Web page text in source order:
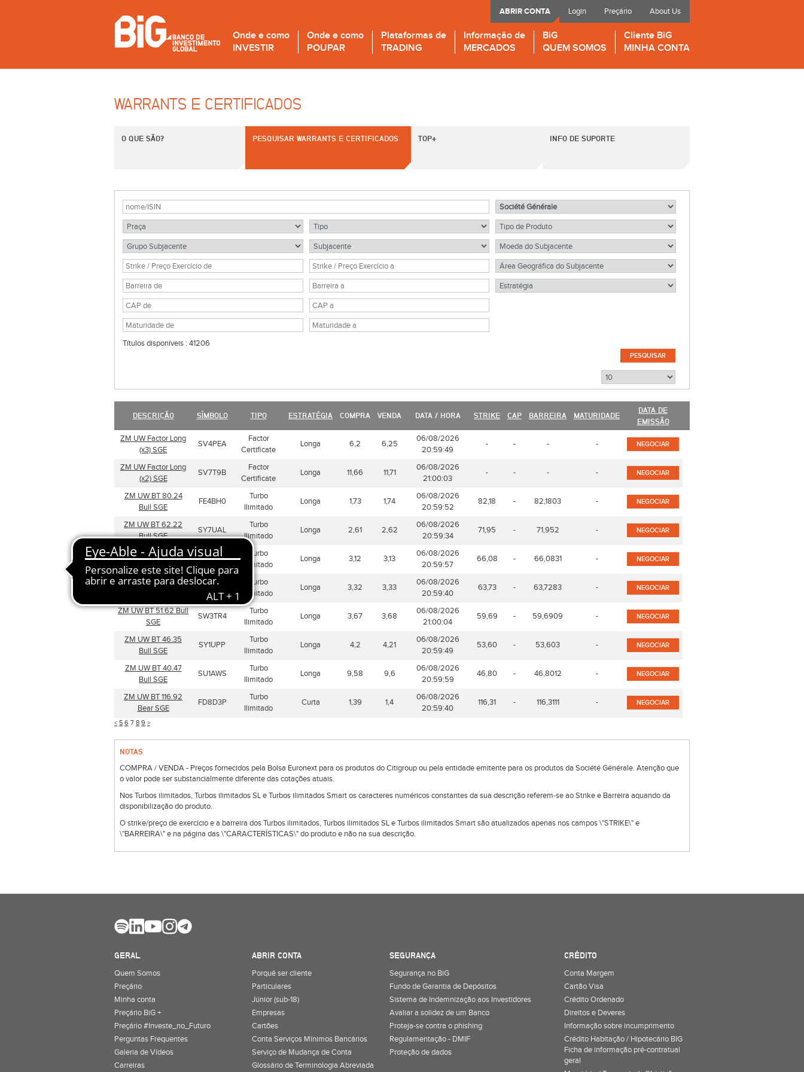
Login Preçário About Us
ABRIR CONTA
Onde e como
INVESTIR
Onde e como
POUPAR
Plataformas de
TRADING
Informação de
MERCADOS
BiG
QUEM SOMOS
Cliente BiG
MINHA CONTA
WARRANTS E CERTIFICADOS
O QUE SÃO? PESQUISAR WARRANTS E CERTIFICADOS TOP+ INFO DE SUPORTE
Títulos disponíveis : 41206
DESCRIÇÃO SÍMBOLO TIPO ESTRATÉGIA COMPRA VENDA DATA / HORA STRIKE CAP BARREIRA MATURIDADE
DATA DE
EMISSÃO
ZM UW Factor Long
(x3) SGE
SV4PEA
Factor
Certificate
Longa 6,2 6,25
06/08/2026
20:59:49
- - - - NEGOCIAR
ZM UW Factor Long
(x2) SGE
SV7T9B
Factor
Certificate
Longa 11,66 11,71
06/08/2026
21:00:03
- - - - NEGOCIAR
ZM UW BT 80.24
Bull SGE
FE4BH0
Turbo
Ilimitado
Longa 1,73 1,74
06/08/2026
20:59:52
82,18 - 82,1803 - NEGOCIAR
ZM UW BT 62.22
Bull SGE
SY7UAL
Turbo
Ilimitado
Longa 2,61 2,62
06/08/2026
20:59:34
71,95 - 71,952 - NEGOCIAR
ZM UW BT 57.15 Bull
SY7MK7
Turbo
Ilimitado
Longa 3,12 3,13
06/08/2026
20:59:57
66,08 - 66,0831 - NEGOCIAR
ZM UW BT 55.11 Bull
SW89WU
Turbo
Ilimitado
Longa 3,32 3,33
06/08/2026
20:59:40
63,73 - 63,7283 - NEGOCIAR
ZM UW BT 51.62 Bull
SGE
SW3TR4
Turbo
Ilimitado
Longa 3,67 3,68
06/08/2026
21:00:04
59,69 - 59,6909 - NEGOCIAR
ZM UW BT 46.35
Bull SGE
SY1UPP
Turbo
Ilimitado
Longa 4,2 4,21
06/08/2026
20:59:49
53,60 - 53,603 - NEGOCIAR
ZM UW BT 40.47
Bull SGE
SU1AWS
Turbo
Ilimitado
Longa 9,58 9,6
06/08/2026
20:59:59
46,80 - 46,8012 - NEGOCIAR
ZM UW BT 116.92
Bear SGE
FD8D3P
Turbo
Ilimitado
Curta 1,39 1,4
06/08/2026
20:59:40
116,31 - 116,3111 - NEGOCIAR
< 5 6 7 8 9 >
NOTAS
COMPRA / VENDA - Preços fornecidos pela Bolsa Euronext para os produtos do Citigroup ou pela entidade emitente para os produtos da Société Générale. Atenção que
o valor pode ser substancialmente diferente das cotações atuais.
Nos Turbos ilimitados, Turbos ilimitados SL e Turbos ilimitados Smart os caracteres numéricos constantes da sua descrição referem-se ao Strike e Barreira aquando da
disponibilização do produto.
O strike/preço de exercício e a barreira dos Turbos ilimitados, Turbos ilimitados SL e Turbos ilimitados Smart são atualizados apenas nos campos \"STRIKE\" e
\"BARREIRA\" e na página das \"CARACTERÍSTICAS\" do produto e não na sua descrição.
GERAL
Quem Somos
Preçário
Minha conta
Preçário BiG +
Preçário #Investe_no_Futuro
Perguntas Frequentes
Galeria de Vídeos
Carreiras
ABRIR CONTA
Porquê ser cliente
Particulares
Júnior (sub-18)
Empresas
Cartões
Conta Serviços Mínimos Bancários
Serviço de Mudança de Conta
Glossário de Terminologia Abreviada
SEGURANÇA
Segurança no BiG
Fundo de Garantia de Depósitos
Sistema de Indemnização aos Investidores
Avaliar a solidez de um Banco
Proteja-se contra o phishing
Regulamentação - DMIF
Proteção de dados
CRÉDITO
Conta Margem
Cartão Visa
Crédito Ordenado
Direitos e Deveres
Informação sobre incumprimento
Crédito Habitação / Hipotecário BIG
Ficha de informação pré-contratual
geral